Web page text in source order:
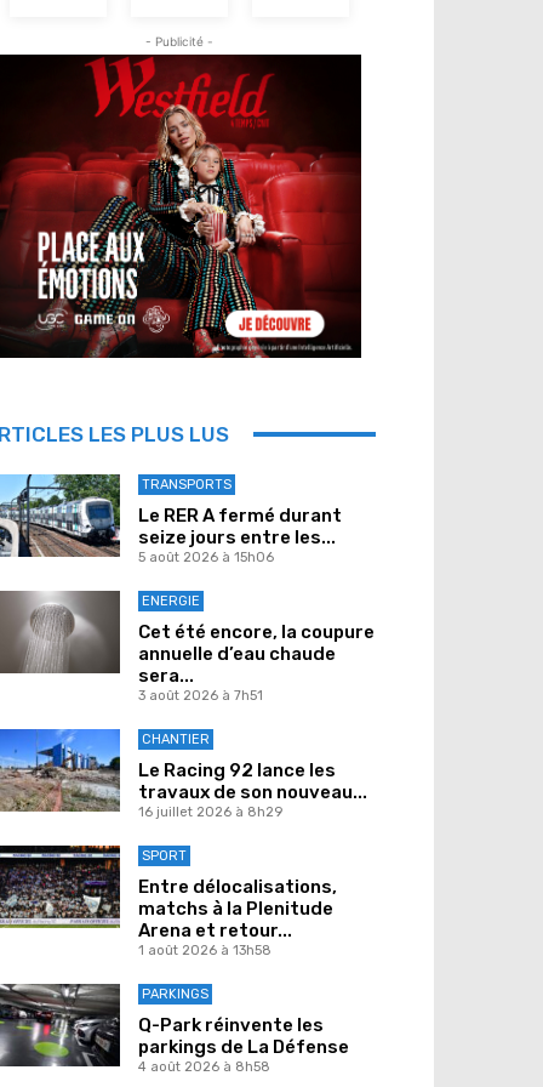
- Publicité -
LES PLUS LUS
TRANSPORTS
Le RER A fermé durant
seize jours entre les...
5 août 2026 à 15h06
ENERGIE
Cet été encore, la coupure
annuelle d’eau chaude
sera...
3 août 2026 à 7h51
CHANTIER
Le Racing 92 lance les
travaux de son nouveau...
16 juillet 2026 à 8h29
SPORT
Entre délocalisations,
matchs à la Plenitude
Arena et retour...
1 août 2026 à 13h58
PARKINGS
Q-Park réinvente les
parkings de La Défense
4 août 2026 à 8h58